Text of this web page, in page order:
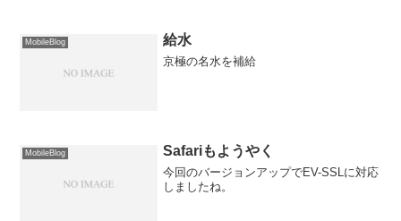
MobileBlog 給水
京極の名水を補給
MobileBlog Safariもようやく
今回のバージョンアップでEV-SSLに対応
しましたね。